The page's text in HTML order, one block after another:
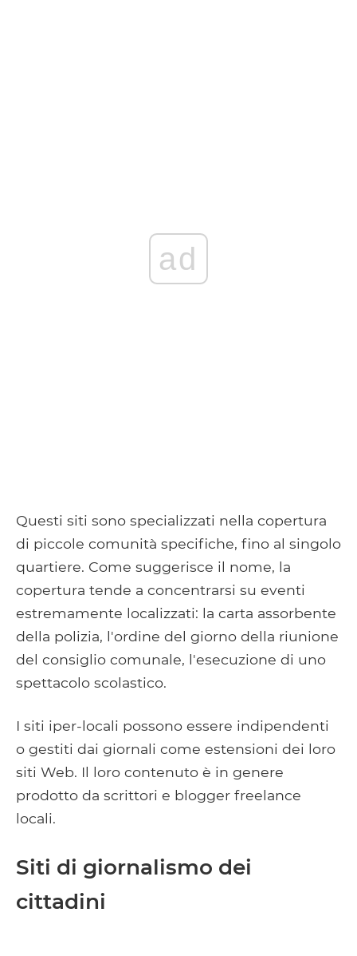
ad
Questi siti sono specializzati nella copertura
di piccole comunità specifiche, fino al singolo
quartiere. Come suggerisce il nome, la
copertura tende a concentrarsi su eventi
estremamente localizzati: la carta assorbente
della polizia, l'ordine del giorno della riunione
del consiglio comunale, l'esecuzione di uno
spettacolo scolastico.
I siti iper-locali possono essere indipendenti
o gestiti dai giornali come estensioni dei loro
siti Web. Il loro contenuto è in genere
prodotto da scrittori e blogger freelance
locali.
Siti di giornalismo dei
cittadini